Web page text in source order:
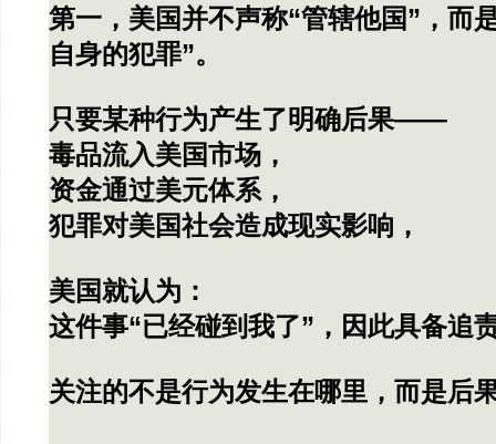
第一，美国并不声称“管辖他国”，而
自身的犯罪”。
只要某种行为产生了明确后果——
毒品流入美国市场，
资金通过美元体系，
犯罪对美国社会造成现实影响，
美国就认为：
这件事“已经碰到我了”，因此具备追
关注的不是行为发生在哪里，而是后